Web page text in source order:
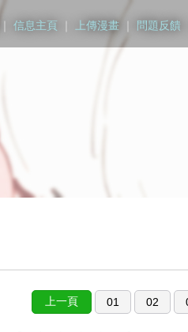
｜ 信息主頁 ｜ 上傳漫畫 ｜ 問題反饋
上一頁 01 02